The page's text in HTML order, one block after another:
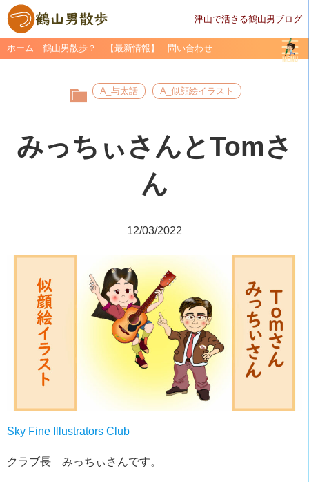
津山で活きる鶴山男ブログ
ホーム 鶴山男散歩？ 【最新情報】 問い合わせ
A_与太話 A_似顔絵イラスト
みっちぃさんとTomさ
ん
12/03/2022
Sky Fine Illustrators Club
クラブ長 みっちぃさんです。